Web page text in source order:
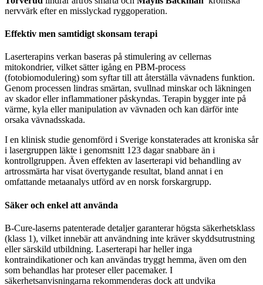
nervvärk efter en misslyckad ryggoperation.
Effektiv men samtidigt skonsam terapi
Laserterapins verkan baseras på stimulering av cellernas
mitokondrier, vilket sätter igång en PBM-process
(fotobiomodulering) som syftar till att återställa vävnadens funktion.
Genom processen lindras smärtan, svullnad minskar och läkningen
av skador eller inflammationer påskyndas. Terapin bygger inte på
värme, kyla eller manipulation av vävnaden och kan därför inte
orsaka vävnadsskada.
I en klinisk studie genomförd i Sverige konstaterades att kroniska sår
i lasergruppen läkte i genomsnitt 123 dagar snabbare än i
kontrollgruppen. Även effekten av laserterapi vid behandling av
artrossmärta har visat övertygande resultat, bland annat i en
omfattande metaanalys utförd av en norsk forskargrupp.
Säker och enkel att använda
B-Cure-laserns patenterade detaljer garanterar högsta säkerhetsklass
(klass 1), vilket innebär att användning inte kräver skyddsutrustning
eller särskild utbildning. Laserterapi har heller inga
kontraindikationer och kan användas tryggt hemma, även om den
som behandlas har proteser eller pacemaker. I
säkerhetsanvisningarna rekommenderas dock att undvika